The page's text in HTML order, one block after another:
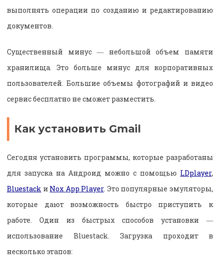
выполнять операции по созданию и редактированию
документов.
Существенный минус ― небольшой объем памяти
хранилища. Это больше минус для корпоративных
пользователей. Большие объемы фотографий и видео
сервис бесплатно не сможет разместить.
Как установить Gmail
Сегодня установить программы, которые разработаны
для запуска на Андроид можно с помощью LDplayer,
Bluestack и Nox App Player. Это популярные эмуляторы,
которые дают возможность быстро приступить к
работе. Один из быстрых способов установки ―
использование Bluestack. Загрузка проходит в
несколько этапов: